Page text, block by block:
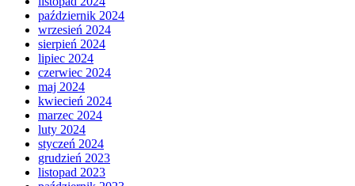
październik 2024
wrzesień 2024
sierpień 2024
lipiec 2024
czerwiec 2024
maj 2024
kwiecień 2024
marzec 2024
luty 2024
styczeń 2024
grudzień 2023
listopad 2023